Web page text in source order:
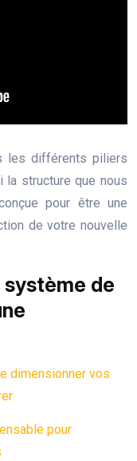
les différents piliers
structure que nous
pour être une
de votre nouvelle
de
dimensionner vos
pour